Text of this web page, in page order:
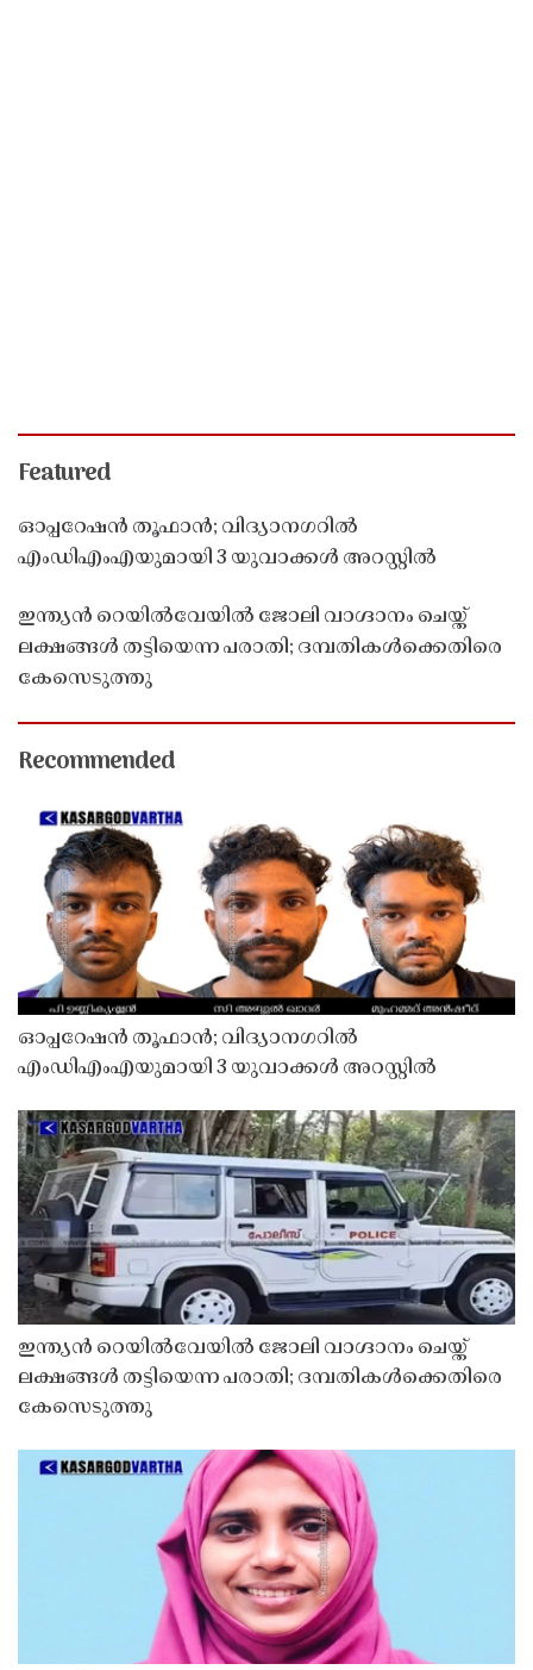
Featured
ഓപ്പറേഷൻ തൂഫാൻ; വിദ്യാനഗറിൽ
എംഡിഎംഎയുമായി 3 യുവാക്കൾ അറസ്റ്റിൽ
ഇന്ത്യൻ റെയിൽവേയിൽ ജോലി വാഗ്ദാനം ചെയ്ത്
ലക്ഷങ്ങൾ തട്ടിയെന്ന പരാതി; ദമ്പതികൾക്കെതിരെ
കേസെടുത്തു
Recommended
ഓപ്പറേഷൻ തൂഫാൻ; വിദ്യാനഗറിൽ
എംഡിഎംഎയുമായി 3 യുവാക്കൾ അറസ്റ്റിൽ
ഇന്ത്യൻ റെയിൽവേയിൽ ജോലി വാഗ്ദാനം ചെയ്ത്
ലക്ഷങ്ങൾ തട്ടിയെന്ന പരാതി; ദമ്പതികൾക്കെതിരെ
കേസെടുത്തു